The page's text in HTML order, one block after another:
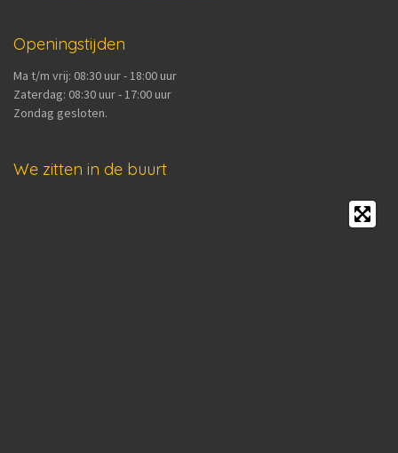
Openingstijden
Ma t/m vrij: 08:30 uur - 18:00 uur
Zaterdag: 08:30 uur - 17:00 uur
Zondag gesloten.
We zitten in de buurt